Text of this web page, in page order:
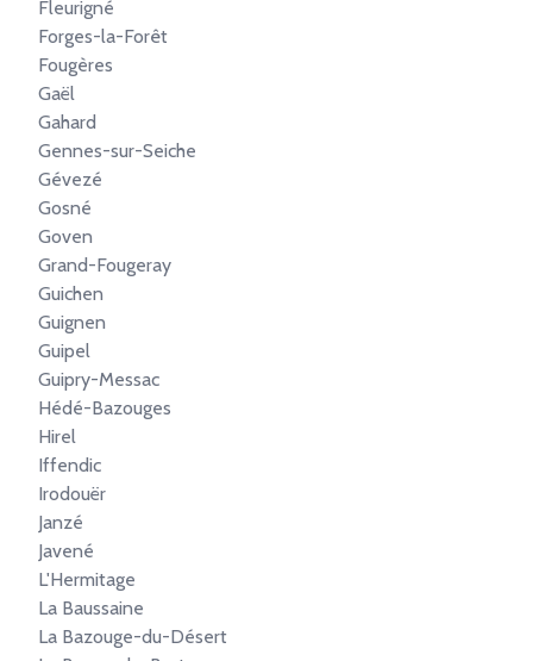
Fleurigné
Forges-la-Forêt
Fougères
Gaël
Gahard
Gennes-sur-Seiche
Gévezé
Gosné
Goven
Grand-Fougeray
Guichen
Guignen
Guipel
Guipry-Messac
Hédé-Bazouges
Hirel
Iffendic
Irodouër
Janzé
Javené
L'Hermitage
La Baussaine
La Bazouge-du-Désert